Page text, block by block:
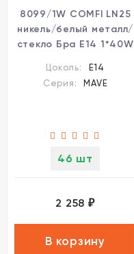
8099/1W COMFI LN25
никель/белый металл/
стекло Бра Е14 1*40W
Цоколь:
E14
Серия:
MAVE
46 шт
2 258 ₽
В корзину